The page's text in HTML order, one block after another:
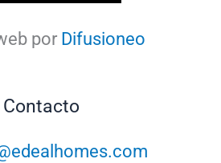
por Difusioneo
Contacto